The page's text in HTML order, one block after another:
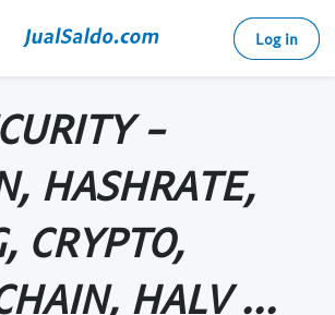
Log in
-
HASHRATE,
CRYPTO,
HALV ...